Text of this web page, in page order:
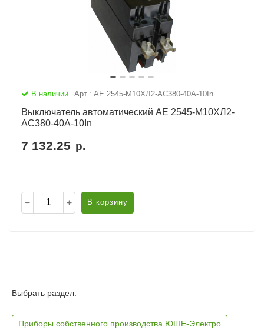
В наличии Арт.: АЕ 2545-М10ХЛ2-AC380-40А-10In
Выключатель автоматический АЕ 2545-М10ХЛ2-
AC380-40А-10In
7 132.25 р.
В корзину
Выбрать раздел:
Приборы собственного производства ЮШЕ-Электро